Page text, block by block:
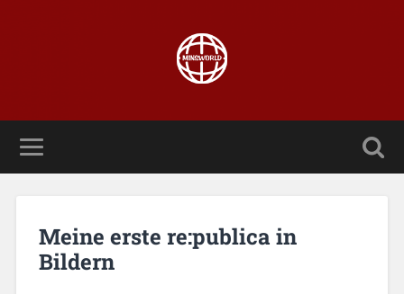
Meine erste re:publica in
Bildern